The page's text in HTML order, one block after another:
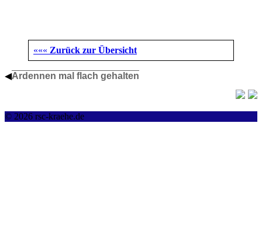
««« Zurück zur Übersicht
◀Ardennen mal flach gehalten
© 2026 rsc-kraehe.de